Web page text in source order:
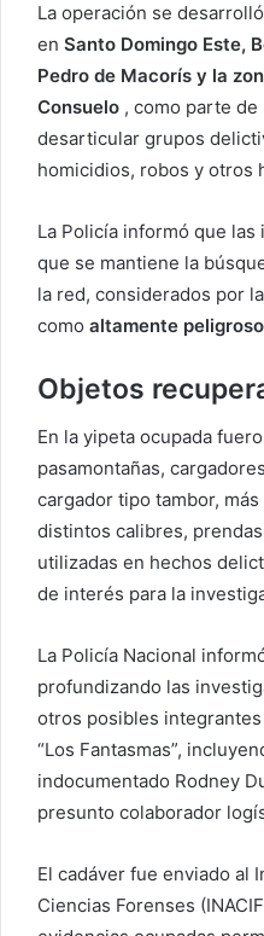
La operación se
en Santo Domingo Este,
Pedro de Macorís y la
Consuelo , como parte de
desarticular grupos
homicidios, robos y otros
La Policía informó que
que se mantiene la
la red, considerados por
como altamente
Objetos
En la yipeta ocupada
pasamontañas,
cargador tipo tambor,
distintos calibres,
utilizadas en hechos
de interés para la
La Policía Nacional
profundizando las
otros posibles
“Los Fantasmas”,
indocumentado Rodney
presunto colaborador
El cadáver fue enviado al
Ciencias Forenses